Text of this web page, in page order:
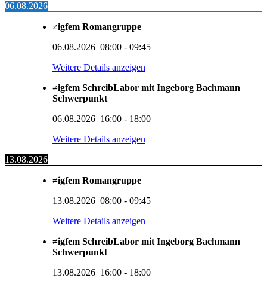
06.08.2026
≠igfem Romangruppe
06.08.2026 08:00 - 09:45
Weitere Details anzeigen
≠igfem SchreibLabor mit Ingeborg Bachmann
Schwerpunkt
06.08.2026 16:00 - 18:00
Weitere Details anzeigen
13.08.2026
≠igfem Romangruppe
13.08.2026 08:00 - 09:45
Weitere Details anzeigen
≠igfem SchreibLabor mit Ingeborg Bachmann
Schwerpunkt
13.08.2026 16:00 - 18:00